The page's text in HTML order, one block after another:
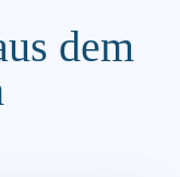
dem